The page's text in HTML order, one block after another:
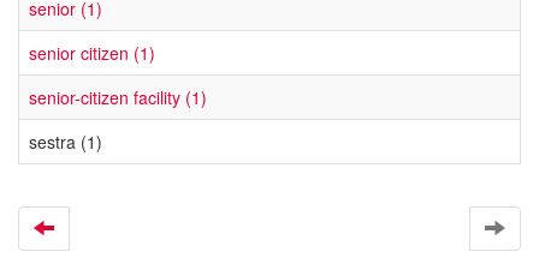
senior (1)
senior citizen (1)
senior-citizen facility (1)
sestra (1)